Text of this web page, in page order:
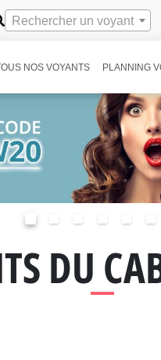
Rechercher un voyant
NOS VOYANTS PLANNING
DU